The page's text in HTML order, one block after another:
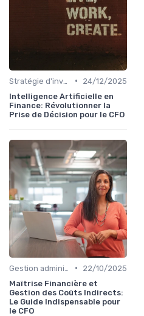
•
24/12/2025
Intelligence Artificielle en
Finance: Révolutionner la
Prise de Décision pour le CFO
•
22/10/2025
Maîtrise Financière et
Gestion des Coûts Indirects:
Le Guide Indispensable pour
le CFO